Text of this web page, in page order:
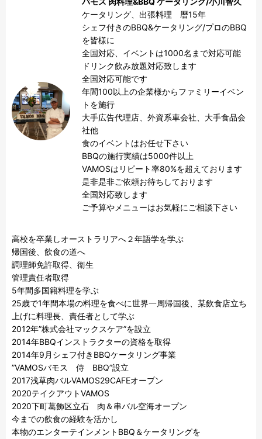
ケータリング、出張料理　暦15年
シェフ付きのBBQ&ケータリング/プロのBBQ
を皆様に
全国対応、イベントは1000名まで対応可能
ドリンク飲み放題対応致します
全国対応可能です
年間100以上の企業様からファミリーイベン
トを施行
大手広告代理店、外資系車会社、大手食品会
社他
食のイベントはお任せ下さい
BBQの施行実績は5000件以上
VAMOSはリピート率80%を超えております
是非是非ご依頼お待ちしております
全国対応致します
ご予算やメニューはお気軽にご相談下さい
高校を卒業しオーストラリアへ２年語学を学ぶ
帰国後、飲食の道へ
調理師免許取得、衛生
管理責任者取得
5年間多国籍料理を学ぶ
25歳で1年間本場の料理を食べに世界一周帰国後、某飲食店立ち
上げに料理長、責任者として学ぶ
2012年”株式会社マックスケア”を設立
2014年BBQインストラクターの資格を取得
2014年9月シェフ付きBBQケータリング事業
”VAMOSバモス　侍　BBQ”設立
2017浅草肉バルVAMOS29CAFEオープン
2020テイクアウトVAMOS
2020下町葛飾区立石　肉＆串バル空海オープン
今までの飲食の経験を活かし
本物のエンターテインメントBBQ＆ケータリングを